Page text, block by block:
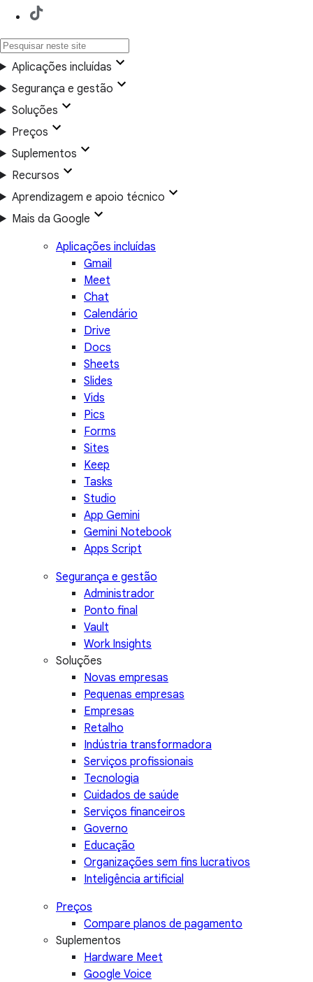
Aplicações incluídas
Segurança e gestão
Soluções
Preços
Suplementos
Recursos
Aprendizagem e apoio técnico
Mais da Google
Aplicações incluídas
Gmail
Meet
Chat
Calendário
Drive
Docs
Sheets
Slides
Vids
Pics
Forms
Sites
Keep
Tasks
Studio
App Gemini
Gemini Notebook
Apps Script
Segurança e gestão
Administrador
Ponto final
Vault
Work Insights
Soluções
Novas empresas
Pequenas empresas
Empresas
Retalho
Indústria transformadora
Serviços profissionais
Tecnologia
Cuidados de saúde
Serviços financeiros
Governo
Educação
Organizações sem fins lucrativos
Inteligência artificial
Preços
Compare planos de pagamento
Suplementos
Hardware Meet
Google Voice